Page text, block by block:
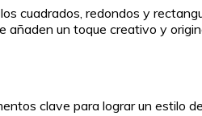
cuadrados, redondos y
un toque creativo y
clave para lograr un estilo